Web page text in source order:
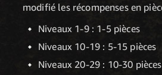
modifié les récompenses en
Niveaux 1-9 : 1-5 pièces
Niveaux 10-19 : 5-15 pièces
Niveaux 20-29 : 10-30 pièces